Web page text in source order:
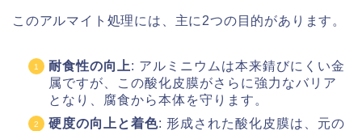
このアルマイト処理には、主に2つの目的があります。
耐食性の向上: アルミニウムは本来錆びにくい金
属ですが、この酸化皮膜がさらに強力なバリア
となり、腐食から本体を守ります。
硬度の向上と着色: 形成された酸化皮膜は、元の